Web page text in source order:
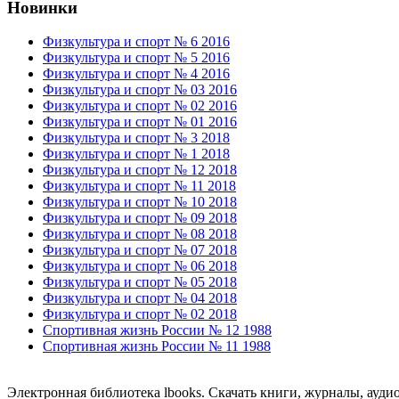
Новинки
Физкультура и спорт № 6 2016
Физкультура и спорт № 5 2016
Физкультура и спорт № 4 2016
Физкультура и спорт № 03 2016
Физкультура и спорт № 02 2016
Физкультура и спорт № 01 2016
Физкультура и спорт № 3 2018
Физкультура и спорт № 1 2018
Физкультура и спорт № 12 2018
Физкультура и спорт № 11 2018
Физкультура и спорт № 10 2018
Физкультура и спорт № 09 2018
Физкультура и спорт № 08 2018
Физкультура и спорт № 07 2018
Физкультура и спорт № 06 2018
Физкультура и спорт № 05 2018
Физкультура и спорт № 04 2018
Физкультура и спорт № 02 2018
Спортивная жизнь России № 12 1988
Спортивная жизнь России № 11 1988
Электронная библиотека lbooks. Скачать книги, журналы,